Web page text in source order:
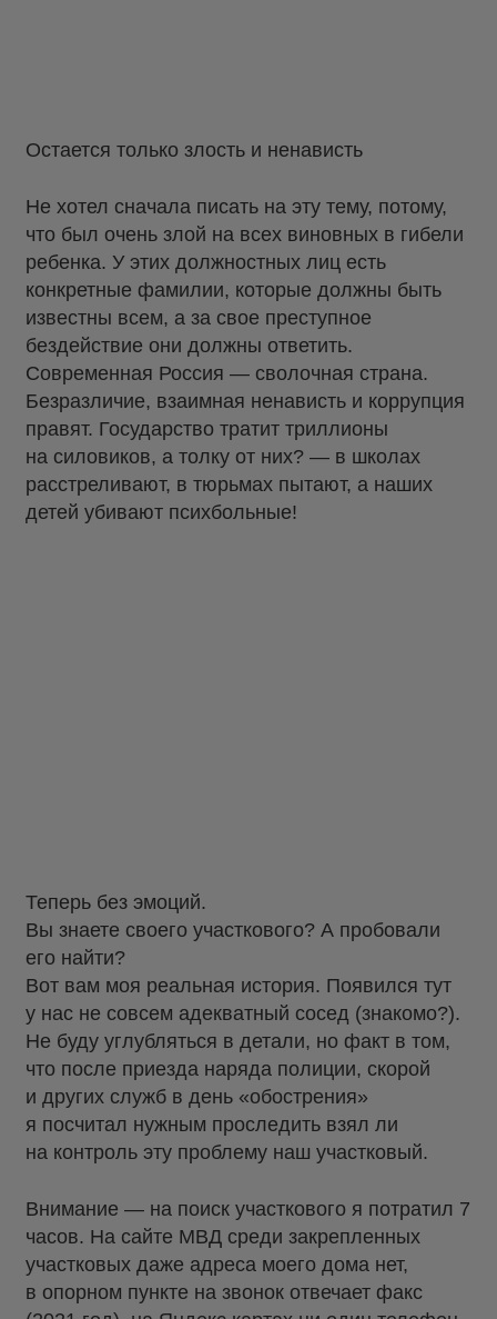
Остается только злость и ненависть
Не хотел сначала писать на эту тему, потому,
что был очень злой на всех виновных в гибели
ребенка. У этих должностных лиц есть
конкретные фамилии, которые должны быть
известны всем, а за свое преступное
бездействие они должны ответить.
Современная Россия — сволочная страна.
Безразличие, взаимная ненависть и коррупция
правят. Государство тратит триллионы
на силовиков, а толку от них? — в школах
расстреливают, в тюрьмах пытают, а наших
детей убивают психбольные!
Теперь без эмоций.
Вы знаете своего участкового? А пробовали
его найти?
Вот вам моя реальная история. Появился тут
у нас не совсем адекватный сосед (знакомо?).
Не буду углубляться в детали, но факт в том,
что после приезда наряда полиции, скорой
и других служб в день «обострения»
я посчитал нужным проследить взял ли
на контроль эту проблему наш участковый.
Внимание — на поиск участкового я потратил 7
часов. На сайте МВД среди закрепленных
участковых даже адреса моего дома нет,
в опорном пункте на звонок отвечает факс